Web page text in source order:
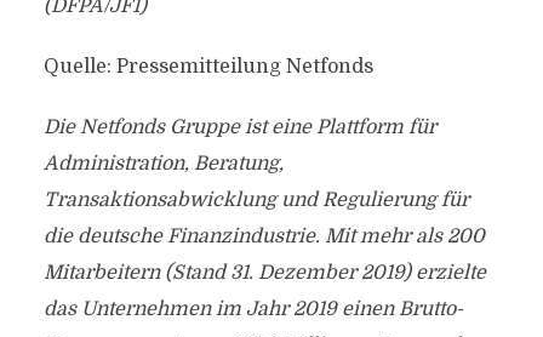
(DFPA/JF1)
Quelle: Pressemitteilung Netfonds
Die Netfonds Gruppe ist eine Plattform für
Administration, Beratung,
Transaktionsabwicklung und Regulierung für
die deutsche Finanzindustrie. Mit mehr als 200
Mitarbeitern (Stand 31. Dezember 2019) erzielte
das Unternehmen im Jahr 2019 einen Brutto-